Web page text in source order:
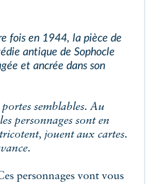
fois en 1944, la pièce de
antique de Sophocle
et ancrée dans son
personnages sont en
jouent aux cartes.
personnages vont vous